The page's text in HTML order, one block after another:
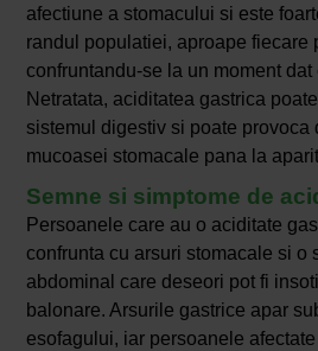
afectiune a stomacului si este
randul populatiei, aproape fiecare
confruntandu-se la un moment
Netratata, aciditatea gastrica
sistemul digestiv si poate provoca
mucoasei stomacale pana la
Semne si simptome de
Persoanele care au o aciditate
confrunta cu arsuri stomacale si o
abdominal care deseori pot fi
balonare. Arsurile gastrice apar
esofagului, iar persoanele